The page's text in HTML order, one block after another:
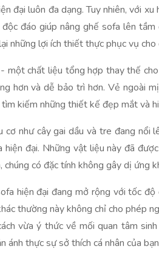
đại luôn đa dạng. Tuy nhiên, với
đáo giúp nâng ghế sofa lên
lợi ích thiết thực phục vụ cho
chất liệu tổng hợp thay thế
hơn và dễ bảo trì hơn. Vẻ ngoài
kiếm những thiết kế đẹp mắt và
như cây gai dầu và tre đang
đại. Những vật liệu này đã
có đặc tính không gây dị
hiện đại đang mở rộng với tốc
thường này không chỉ cho phép
vừa ý thức về mối quan tâm
ánh thực sự sở thích cá nhân của